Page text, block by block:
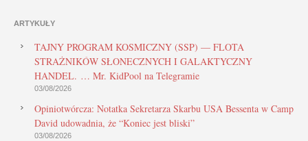
ARTYKUŁY
TAJNY PROGRAM KOSMICZNY (SSP) — FLOTA
STRAŻNIKÓW SŁONECZNYCH I GALAKTYCZNY
HANDEL. … Mr. KidPool na Telegramie
03/08/2026
Opiniotwórcza: Notatka Sekretarza Skarbu USA Bessenta w Camp
David udowadnia, że “Koniec jest bliski”
03/08/2026